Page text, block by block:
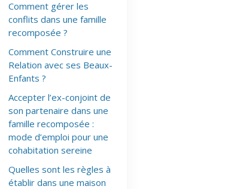
Comment gérer les
conflits dans une famille
recomposée ?
Comment Construire une
Relation avec ses Beaux-
Enfants ?
Accepter l’ex-conjoint de
son partenaire dans une
famille recomposée :
mode d’emploi pour une
cohabitation sereine
Quelles sont les règles à
établir dans une maison